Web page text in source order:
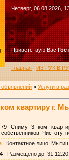
Четверг, 06.08.2026,
Приветствую Вас
Главная|ИЗ РУК В
объявлений» Услуги в
квартиру г.
Сниму 3 ком
Чистоту,
| Контактное лицо:
| Размещено до: